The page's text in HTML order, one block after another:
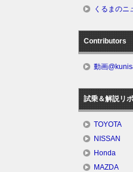
くるまのニ
Contributors
動画
試乗＆解説リ
TOYOTA
NISSAN
Honda
MAZDA